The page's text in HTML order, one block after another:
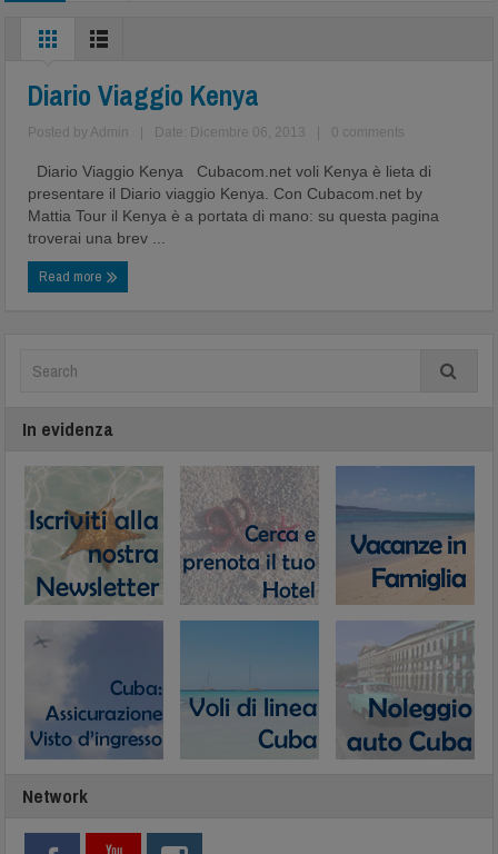
Diario Viaggio Kenya
Posted by Admin Date: Dicembre 06, 2013 0 comments
Diario Viaggio Kenya Cubacom.net voli Kenya è lieta di
presentare il Diario viaggio Kenya. Con Cubacom.net by
Mattia Tour il Kenya è a portata di mano: su questa pagina
troverai una brev ...
Read more
In evidenza
Network